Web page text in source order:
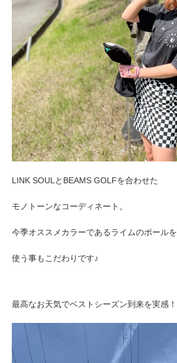
LINK SOULとBEAMS GOLFを合わせた
モノトーンなコーディネート。
今季オススメカラーであるライムのボールを
使う事もこだわりです♪
最高なお天気でベストシーズン到来を実感！